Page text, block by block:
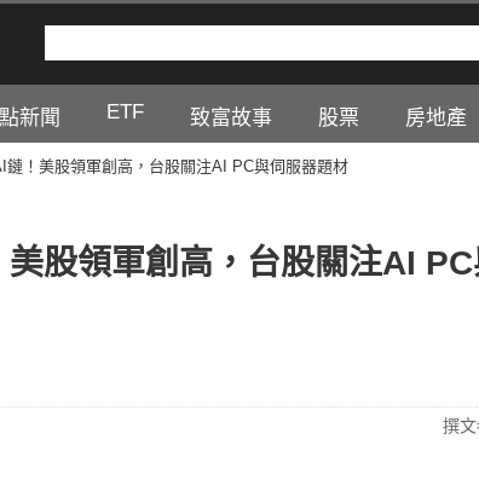
新聞 ETF 致富故事 股票 房地產
鏈！美股領軍創高，台股關注AI PC與伺服器題材
股領軍創高，台股關注AI
撰